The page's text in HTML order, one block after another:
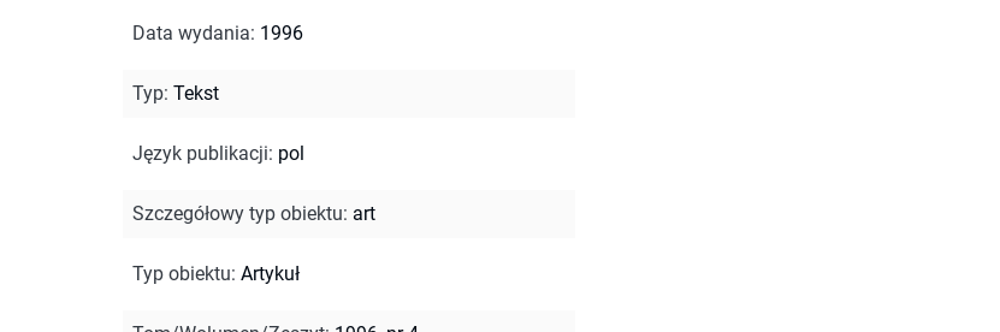
Data wydania: 1996
Typ: Tekst
Język publikacji: pol
Szczegółowy typ obiektu: art
Typ obiektu: Artykuł